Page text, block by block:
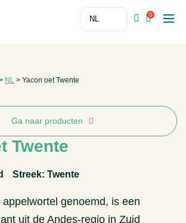
0
NL > Yacon oet Twente
Ga naar producten
Twente
Streek: Twente
genoemd, is een
uit de Andes-regio in Zuid